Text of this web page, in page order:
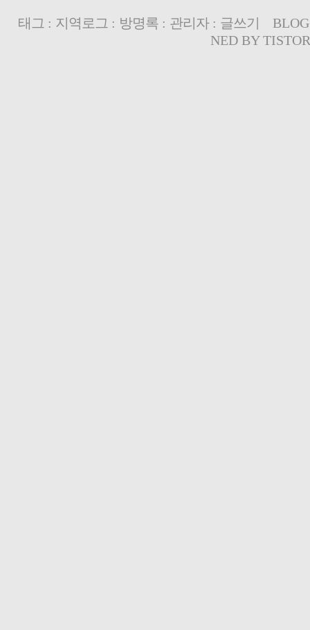
태그 : 지역로그 : 방명록: 관리자: 글쓰기
NED BY